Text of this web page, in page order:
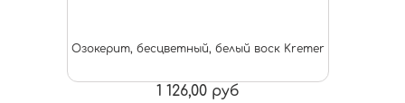
Озокерит, бесцветный, белый воск Kremer
1 126,00 руб